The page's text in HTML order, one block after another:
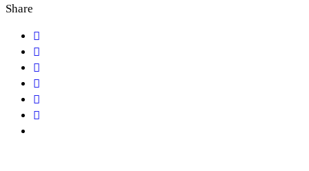
Share